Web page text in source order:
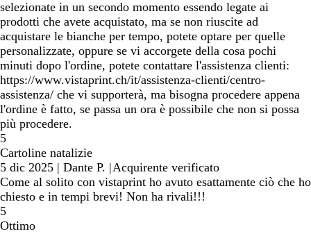
selezionate in un secondo momento essendo legate ai
prodotti che avete acquistato, ma se non riuscite ad
acquistare le bianche per tempo, potete optare per quelle
personalizzate, oppure se vi accorgete della cosa pochi
minuti dopo l'ordine, potete contattare l'assistenza clienti:
https://www.vistaprint.ch/it/assistenza-clienti/centro-
assistenza/ che vi supporterà, ma bisogna procedere appena
l'ordine è fatto, se passa un ora è possibile che non si possa
più procedere.
5
Cartoline natalizie
5 dic 2025 | Dante P. |Acquirente verificato
Come al solito con vistaprint ho avuto esattamente ciò che ho
chiesto e in tempi brevi! Non ha rivali!!!
5
Ottimo